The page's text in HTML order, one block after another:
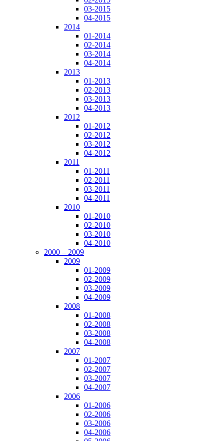
03-2015
04-2015
2014
01-2014
02-2014
03-2014
04-2014
2013
01-2013
02-2013
03-2013
04-2013
2012
01-2012
02-2012
03-2012
04-2012
2011
01-2011
02-2011
03-2011
04-2011
2010
01-2010
02-2010
03-2010
04-2010
2000 – 2009
2009
01-2009
02-2009
03-2009
04-2009
2008
01-2008
02-2008
03-2008
04-2008
2007
01-2007
02-2007
03-2007
04-2007
2006
01-2006
02-2006
03-2006
04-2006